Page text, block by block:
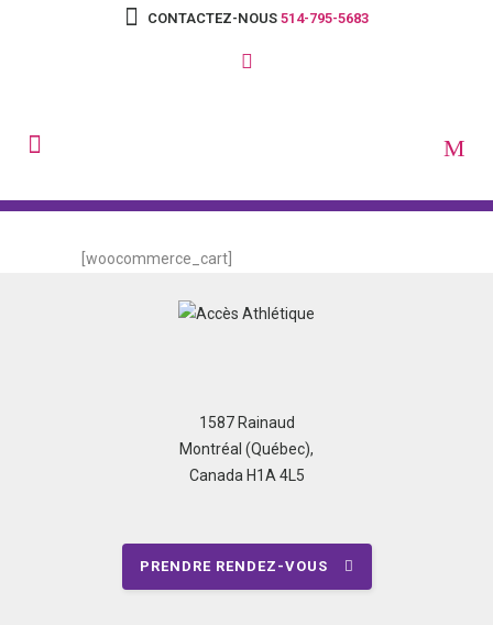
CONTACTEZ-NOUS 514-795-5683
[woocommerce_cart]
1587 Rainaud
Montréal (Québec),
Canada H1A 4L5
PRENDRE RENDEZ-VOUS